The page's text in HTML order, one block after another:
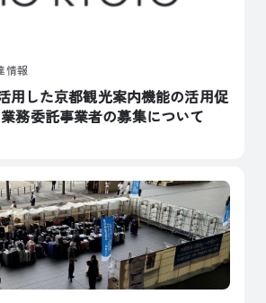
情報
用した京都観光案内機能の活用促
務委託事業者の募集について